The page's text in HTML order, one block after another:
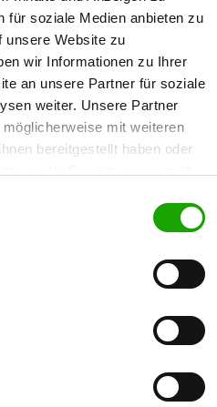
für soziale Medien anbieten zu
unsere Website zu
wir Informationen zu Ihrer
an unsere Partner für soziale
weiter. Unsere Partner
mit weiteren
bereitgestellt haben oder
nutzen.
für Wesensbeurteilungen
DOxS erfolgen und
Quartal 02/25 stehen jetzt
den HD-Zuchtwert beträgt